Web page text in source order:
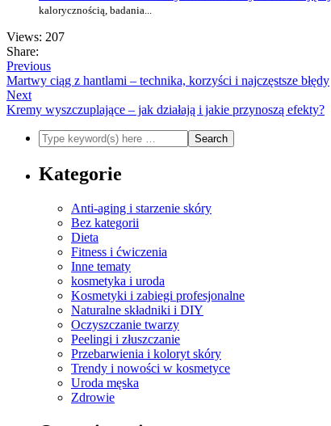
kalorycznością, badania...
Views: 207
Share:
Previous
Martwy ciąg z hantlami – technika, korzyści i najczęstsze błędy
Next
Kremy wyszczuplające – jak działają i jakie przynoszą efekty?
Kategorie
Anti-aging i starzenie skóry
Bez kategorii
Dieta
Fitness i ćwiczenia
Inne tematy
kosmetyka i uroda
Kosmetyki i zabiegi profesjonalne
Naturalne składniki i DIY
Oczyszczanie twarzy
Peelingi i złuszczanie
Przebarwienia i koloryt skóry
Trendy i nowości w kosmetyce
Uroda męska
Zdrowie